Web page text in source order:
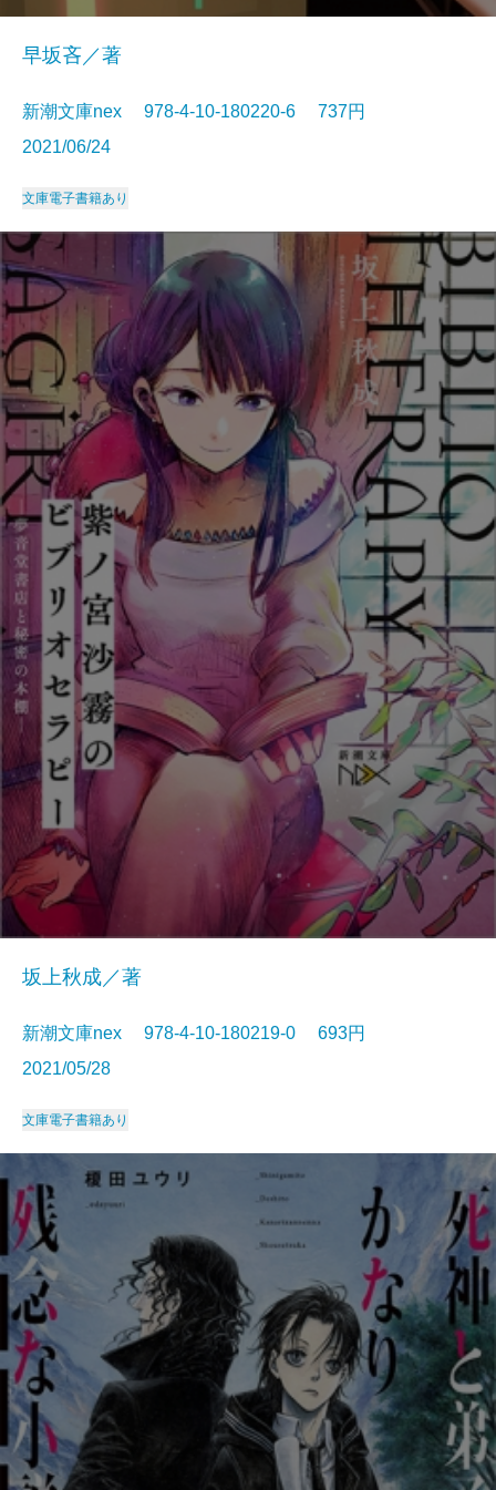
早坂吝／著
新潮文庫nex 978-4-10-180220-6 737円
2021/06/24
文庫電子書籍あり
坂上秋成／著
新潮文庫nex 978-4-10-180219-0 693円
2021/05/28
文庫電子書籍あり